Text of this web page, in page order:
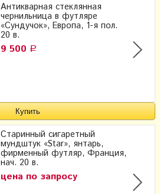
Антикварная стеклянная
чернильница в футляре
«Сундучок», Европа, 1-я пол.
20 в.
9 500 Р
Старинный сигаретный
мундштук «Star», янтарь,
фирменный футляр, Франция,
нач. 20 в.
цена по запросу